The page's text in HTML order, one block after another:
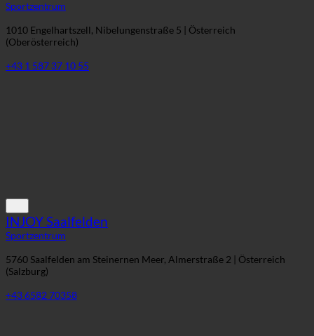
1010 Engelhartszell, Nibelungenstraße 5 | Österreich
+43 1 587 37 10 55
INJOY Saalfelden
Sportzentrum
5760 Saalfelden am Steinernen Meer, Almerstraße 2 | Österreich
+43 6582 70358